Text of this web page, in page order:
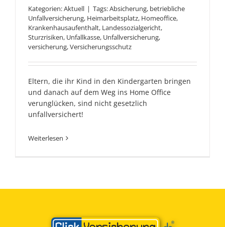
Kategorien:Aktuell | Tags:Absicherung, betriebliche
Unfallversicherung, Heimarbeitsplatz, Homeoffice,
Krankenhausaufenthalt, Landessozialgericht,
Sturzrisiken, Unfallkasse, Unfallversicherung,
versicherung,Versicherungsschutz
Eltern, die ihr Kind in den Kindergarten bringen
und danach auf dem Weg ins Home Office
verunglücken, sind nicht gesetzlich
unfallversichert!
Weiterlesen